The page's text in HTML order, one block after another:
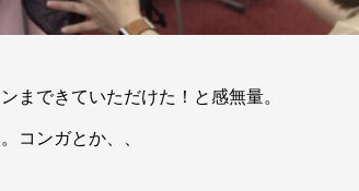
まできていただけた！と感無量。
コンガとか、、